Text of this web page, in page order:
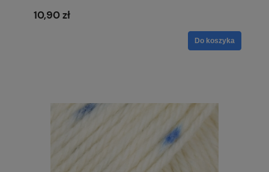
10,90 zł
Do koszyka